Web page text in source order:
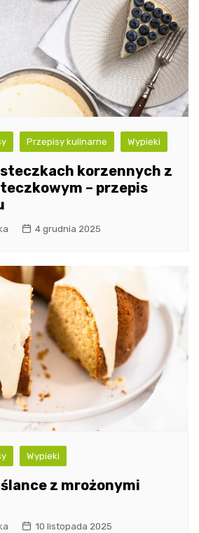
Przepisy kulinarne Wypieki
korzennych z
– przepis
4 grudnia 2025
Wypieki
z mrożonymi
10 listopada 2025